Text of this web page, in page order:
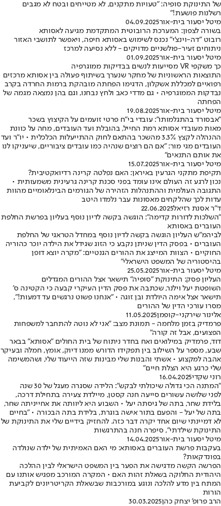
של התינוקת סופיה: "טעויות מתקנים, לא מטייחים ובטח לא מגבים
רשלנות פושעת!"
מיטל יסעור בית-אור04.09.2025
בשורה לצפון: המערכת הרובוטית המתקדמת מגיעה לאסותא
רובוט "דה-וינצ'י" נכנס לשימוש באסותא חיפה, ויאפשר לתושבי האזור
ניתוחים זעיר-פולשניים מדויקים - ללא נסיעה למרכז
מיטל יסעור בית-אור01.09.2025
כך משקפי VR מסייעות לנשים בבדיקות ממוגרפיה
התוצאות הראשוניות של מחקר שנערך בשיתוף פעולה בין אסותא מרכזים
רפואיים למכללת אשקלון, הדגימו הפחתה מובהקת ברמות החרדה בקרב
נבדקות הממוגרפיה • גם מדדי כאב ולחץ נבחנו, וגם בהן נמצאה מגמה של
הפחתה
מיטל יסעור בית-אור19.08.2025
"אבסורד בהתגלמותו": עובדי בי"ח פרטי זועמים על הקיצוץ בשכר
מאות מעובדי אסותא רמת החייל, בהובלת ועד העובדים, מחה על כוונת
ההנהלה לקצץ 3.3% מהשכר בהתאם לחוק ההתייעלות הכלכלית • יו"ר ועד
העובדים מגי מור: "אם הם רוצים שנהיה כמו עובדים ציבוריים, שיעניקו לנו
את אותם התנאים"
מיטל יסעור בית-אור15.07.2025
תקיפת מתקני הגרעין באיראן: האם נפלטה קרינה רדיואקטיבית?
נכון לרגע זה העולם אינו עומד בפני סכנת קרינה גרעינית משמעותית •
התגובה העולמית וההתנהלות הזהירה של הגורמים הבינלאומיים מהוות
עדות לכך שהלקחים מאסונות עבר נלמדו היטב
ד"ר אסנת רזיאל22.06.2025
"השלכות לדורות קדימה": הוגשה בקשה לדיון נוסף בעליון בפרשת החלפת
העוברים באסותא
לביהמ"ש העליון הוגשה בקשה לדיון נוסף במחדל הטראגי של החלפת
העוברים • בפסק הדין שניתן נקבע כי הזוג שגידל את הילדה יוכר כהוריה
החוקיים • הצוות המייצג את ההורים הגנטיים: "מקרה יוצא דופן
בהיסטוריה של המשפט הישראלי"
מיטל יסעור בית-אור25.05.2025
העליון פסק: התינוקת "סופיה" תישאר אצל ההורים המגדלים
השופטת יעל וילנר, שכתבה את פסק הדין העיקרי קבעה כי הקטינה ס'
תישאר אצל אימה היולדת ובן זוגה • "אנחנו פשוט נרגשים עד דמעות!",
מסרו עורכי הדין של ההורים
אלינור שירקני-קופמן11.05.2025
פרמדיק בזמן מלחמה - תמונת מצב: "אני לא נוטה להתחבר למשפחות
הפצועים, אבל זה קורה"
דוד, פרמדיק במילואים ואח בחדר ניתוח של בית החולים "אסותא" בבאר
שבע, מספר על השילוב בין תפקידו הדורש ממנו דיוק, אומץ, חמלה ובעיקר
אהבה למקצוע • אשתי והבנות שלי מבינות שזה הייעוד שלי, ושהמשימה
שלי כרגע היא הצלת חיים"
רוני שקדי16.04.2025
"המתנה הכי גדולה שיכולתי לבקש": הלידה שסגרה מעגל של 30 שנה
לפני שלושה עשורים סייעה חנה קסטן, מיילדת צעירה בתחילת דרכה,
בלידת שחר, בתה של גיסתה יעל • השבוע היא ליוותה את אחייניתה שחר,
בתה של יעל - והפעם בתור אישה בוגרת, בלידת בתה הבכורה • "בחיים
לא דמיינתי שיום אחד יקרה דבר כזה. להחזיק בידיים שלי את התינוקת של
התינוקת שילדתי", סיפרה חנה בהתרגשות
מיטל יסעור בית-אור14.04.2025
בעקבות פרשת העוברים באסותא: מי האם האמיתית של ילדה שנולדה
בפונדקאות?
הפרשה הקשה מדגישה את הפער בין המשפט הישראלי לבין ההלכה
היהודית החלוקה בשאלת זהות האם • המקרה המורכב מפגיש אותנו עם
המתח בין מדע להלכה ונוגע במורכבות שבשאלת הקריטריונים לקביעת
הורות
הרב פרופ' יצחק כהן30.03.2025